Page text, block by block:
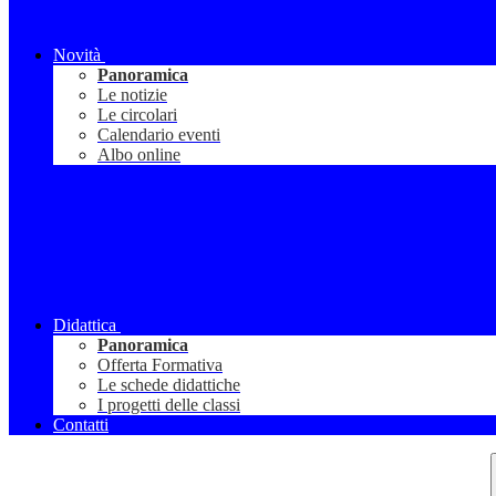
Novità
Panoramica
Le notizie
Le circolari
Calendario eventi
Albo online
Didattica
Panoramica
Offerta Formativa
Le schede didattiche
I progetti delle classi
Contatti